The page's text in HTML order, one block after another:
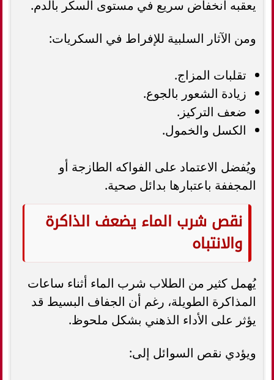
يعقبه انخفاض سريع في مستوى السكر بالدم.
ومن الآثار السلبية للإفراط في السكريات:
تقلبات المزاج.
زيادة الشعور بالجوع.
ضعف التركيز.
الكسل والخمول.
ويُفضل الاعتماد على الفواكه الطازجة أو
المجففة باعتبارها بدائل صحية.
نقص شرب الماء يضعف الذاكرة
والانتباه
يُهمل كثير من الطلاب شرب الماء أثناء ساعات
المذاكرة الطويلة، رغم أن الجفاف البسيط قد
يؤثر على الأداء الذهني بشكل ملحوظ.
ويؤدي نقص السوائل إلى: